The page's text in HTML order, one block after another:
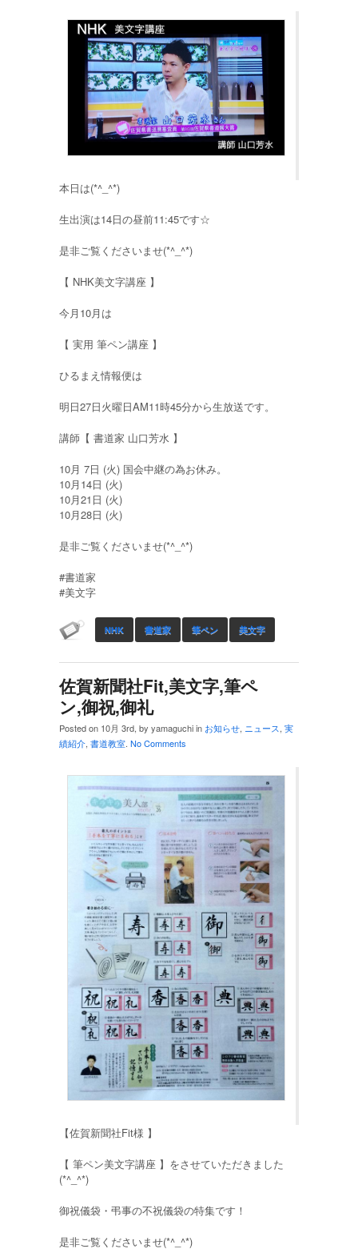
本日は(*^_^*)
生出演は14日の昼前11:45です☆
是非ご覧くださいませ(*^_^*)
【 NHK美文字講座 】
今月10月は
【 実用 筆ペン講座 】
ひるまえ情報便は
明日27日火曜日AM11時45分から生放送です。
講師【 書道家 山口芳水 】
10月 7日 (火) 国会中継の為お休み。
10月14日 (火)
10月21日 (火)
10月28日 (火)
是非ご覧くださいませ(*^_^*)
‪#‎書道家‬
‪#‎美文字‬
NHK 書道家 筆ペン 美文字
佐賀新聞社Fit,美文字,筆ペ
ン,御祝,御礼
Posted on 10月 3rd, by yamaguchi in お知らせ, ニュース, 実
績紹介, 書道教室. No Comments
【佐賀新聞社Fit様 】
【 筆ペン美文字講座 】をさせていただきました
(*^_^*)
御祝儀袋・弔事の不祝儀袋の特集です！
是非ご覧くださいませ(*^_^*)